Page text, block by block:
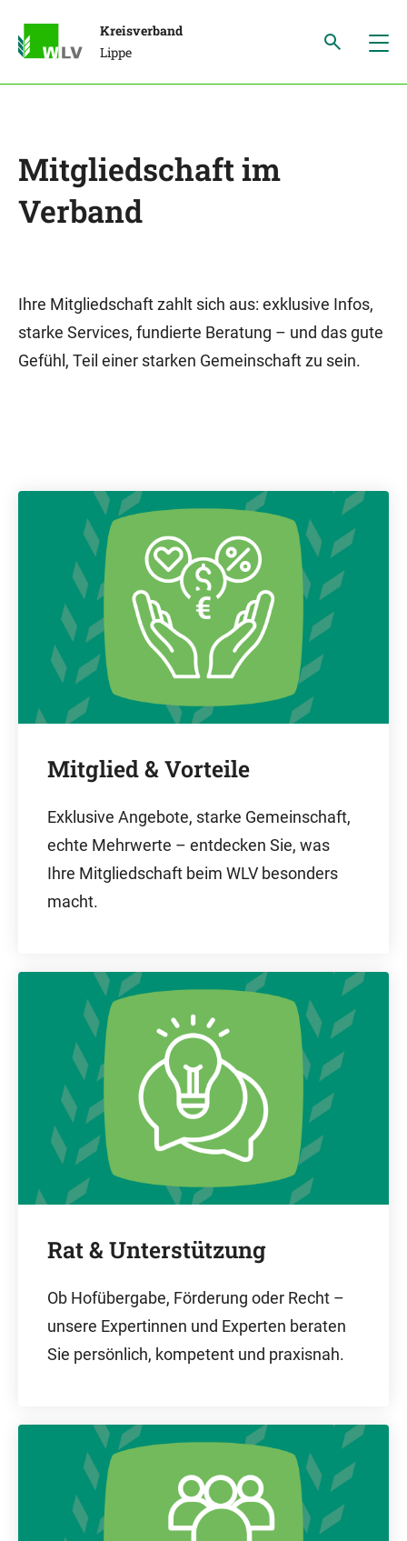
Kreisverband
Lippe
Mitgliedschaft im
Verband
Ihre Mitgliedschaft zahlt sich aus: exklusive Infos,
starke Services, fundierte Beratung – und das gute
Gefühl, Teil einer starken Gemeinschaft zu sein.
Mitglied & Vorteile
Exklusive Angebote, starke Gemeinschaft,
echte Mehrwerte – entdecken Sie, was
Ihre Mitgliedschaft beim WLV besonders
macht.
Rat & Unterstützung
Ob Hofübergabe, Förderung oder Recht –
unsere Expertinnen und Experten beraten
Sie persönlich, kompetent und praxisnah.